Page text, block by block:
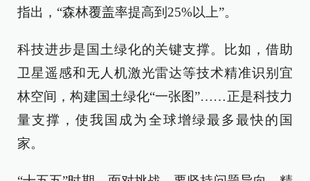
指出，“森林覆盖率提高到25%以上”。
科技进步是国土绿化的关键支撑。比如，借助
卫星遥感和无人机激光雷达等技术精准识别宜
林空间，构建国土绿化“一张图”……正是科技力
量支撑，使我国成为全球增绿最多最快的国
家。